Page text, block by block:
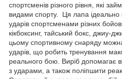
спортсменів різного рівня, які
видами спорту. Ця лапа ідеально
ударів спортсменами різних
кікбоксинг, тайський бокс, джиу-
цьому спортивному снаряду
ударів, що робить тренування
реального бою. Виріб допомагає
з ударами, а також поліпшити